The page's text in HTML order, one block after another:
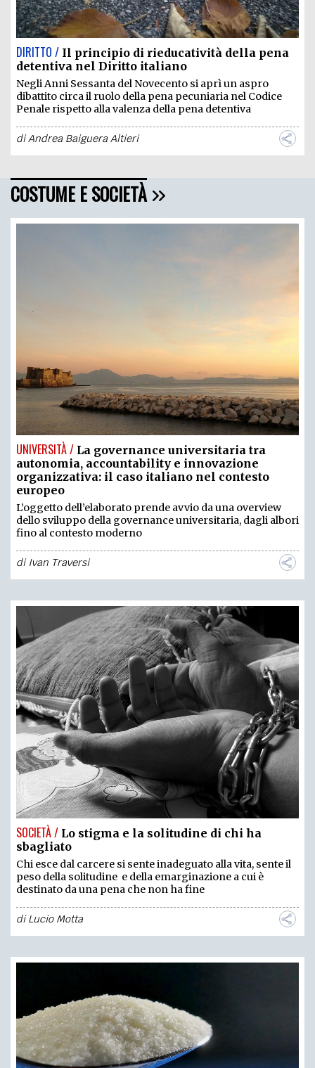
DIRITTO / Il principio di rieducatività della pena
detentiva nel Diritto italiano
Negli Anni Sessanta del Novecento si aprì un aspro
dibattito circa il ruolo della pena pecuniaria nel Codice
Penale rispetto alla valenza della pena detentiva
diAndrea Baiguera Altieri
COSTUME E SOCIETÀ
UNIVERSITÀ / La governance universitaria tra
autonomia, accountability e innovazione
organizzativa: il caso italiano nel contesto
europeo
L’oggetto dell’elaborato prende avvio da una overview
dello sviluppo della governance universitaria, dagli albori
fino al contesto moderno
di Ivan Traversi
SOCIETÀ / Lo stigma e la solitudine di chi ha
sbagliato
Chi esce dal carcere si sente inadeguato alla vita, sente il
peso della solitudine e della emarginazione a cui è
destinato da una pena che non ha fine
diLucio Motta